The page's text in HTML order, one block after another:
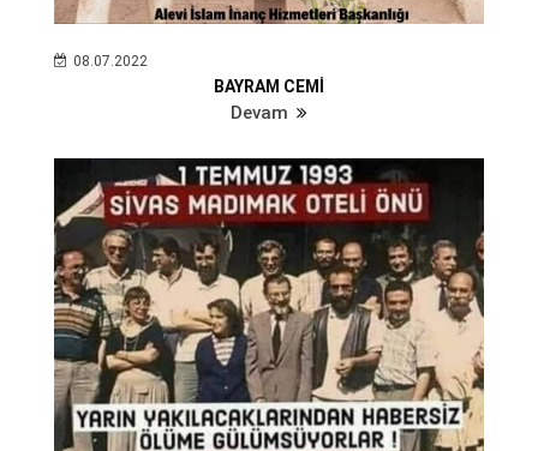
08.07.2022
BAYRAM CEMİ
Devam